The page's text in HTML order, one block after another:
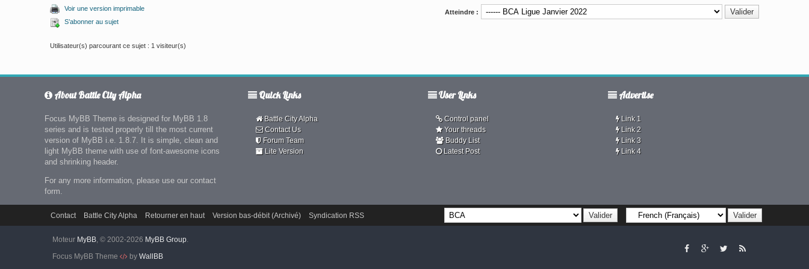
Voir une version imprimable
S’abonner au sujet
Atteindre :
Utilisateur(s) parcourant ce sujet : 1 visiteur(s)
About Battle City Alpha
Focus MyBB Theme is designed for MyBB 1.8
series and is tested properly till the most current
version of MyBB i.e. 1.8.7. It is simple, clean and
light MyBB theme with use of font-awesome icons
and shrinking header.
For any more information, please use our contact
form.
Quick Links
Battle City Alpha
Contact Us
Forum Team
Lite Version
User Links
Control panel
Your threads
Buddy List
Latest Post
Advertise
Link 1
Link 2
Link 3
Link 4
Contact Battle City Alpha Retourner en haut Version bas-débit (Archivé) Syndication RSS
Moteur MyBB, © 2002-2026 MyBB Group.
Focus MyBB Theme
byWallBB